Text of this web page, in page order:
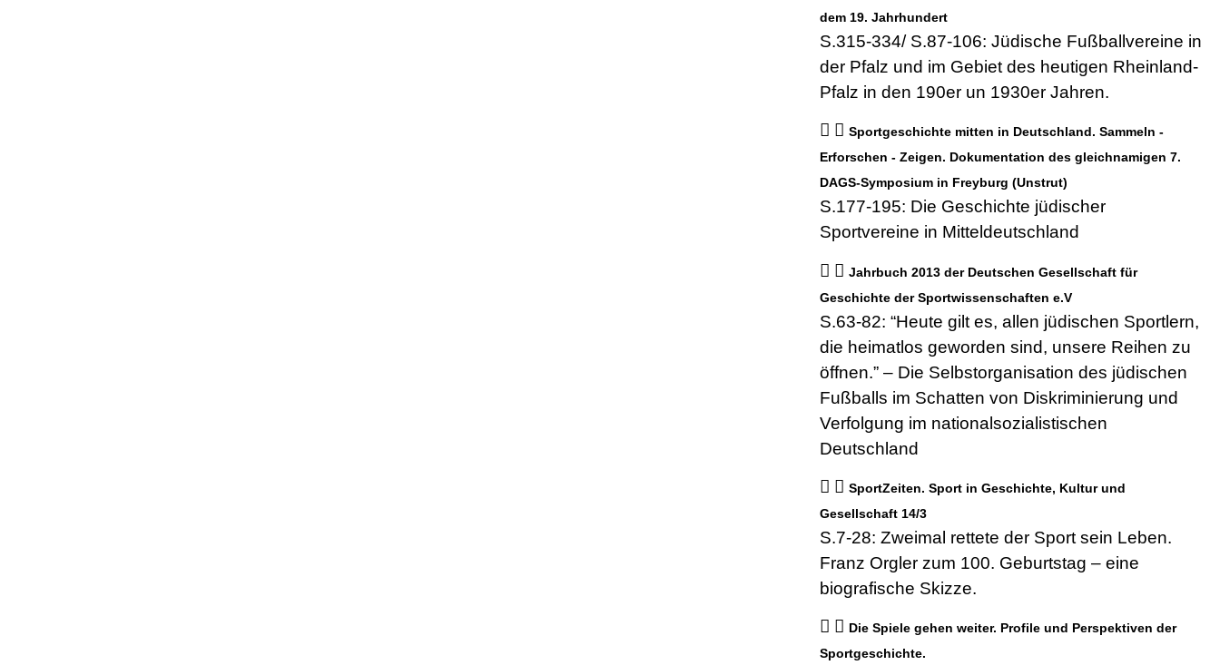
dem 19. Jahrhundert
S.315-334/ S.87-106: Jüdische Fußballvereine in
der Pfalz und im Gebiet des heutigen Rheinland-
Pfalz in den 190er un 1930er Jahren.
Sportgeschichte mitten in Deutschland. Sammeln -
Erforschen - Zeigen. Dokumentation des gleichnamigen 7.
DAGS-Symposium in Freyburg (Unstrut)
S.177-195: Die Geschichte jüdischer
Sportvereine in Mitteldeutschland
Jahrbuch 2013 der Deutschen Gesellschaft für
Geschichte der Sportwissenschaften e.V
S.63-82: “Heute gilt es, allen jüdischen Sportlern,
die heimatlos geworden sind, unsere Reihen zu
öffnen.” – Die Selbstorganisation des jüdischen
Fußballs im Schatten von Diskriminierung und
Verfolgung im nationalsozialistischen
Deutschland
SportZeiten. Sport in Geschichte, Kultur und
Gesellschaft 14/3
S.7-28: Zweimal rettete der Sport sein Leben.
Franz Orgler zum 100. Geburtstag – eine
biografische Skizze.
Die Spiele gehen weiter. Profile und Perspektiven der
Sportgeschichte.